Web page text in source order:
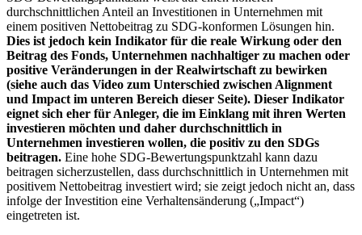
durchschnittlichen Anteil an Investitionen in Unternehmen mit
einem positiven Nettobeitrag zu SDG-konformen Lösungen hin.
Dies ist jedoch kein Indikator für die reale Wirkung oder den
Beitrag des Fonds, Unternehmen nachhaltiger zu machen oder
positive Veränderungen in der Realwirtschaft zu bewirken
(siehe auch das Video zum Unterschied zwischen Alignment
und Impact im unteren Bereich dieser Seite). Dieser Indikator
eignet sich eher für Anleger, die im Einklang mit ihren Werten
investieren möchten und daher durchschnittlich in
Unternehmen investieren wollen, die positiv zu den SDGs
beitragen. Eine hohe SDG-Bewertungspunktzahl kann dazu
beitragen sicherzustellen, dass durchschnittlich in Unternehmen mit
positivem Nettobeitrag investiert wird; sie zeigt jedoch nicht an, dass
infolge der Investition eine Verhaltensänderung („Impact“)
eingetreten ist.